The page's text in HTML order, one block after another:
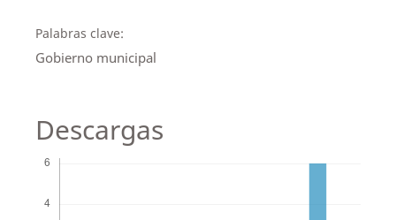
Palabras clave:
Gobierno municipal
Descargas